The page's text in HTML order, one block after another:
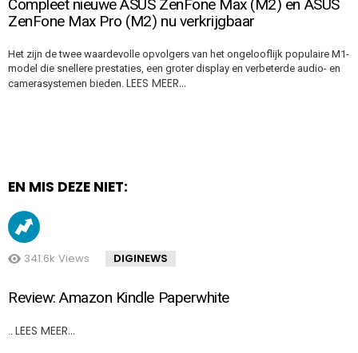
Compleet nieuwe ASUS ZenFone Max (M2) en ASUS
ZenFone Max Pro (M2) nu verkrijgbaar
Het zijn de twee waardevolle opvolgers van het ongelooflijk populaire M1-
model die snellere prestaties, een groter display en verbeterde audio- en
camerasystemen bieden. LEES MEER…
EN MIS DEZE NIET:
341.6k Views DIGINEWS
Review: Amazon Kindle Paperwhite
.. LEES MEER…